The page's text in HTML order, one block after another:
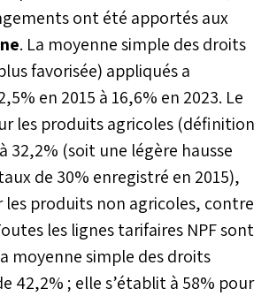
ont été apportés aux
. La moyenne simple des droits
favorisée) appliqués a
en 2015 à 16,6% en 2023. Le
les produits agricoles (définition
32,2% (soit une légère hausse
de 30% enregistré en 2015),
les produits non agricoles, contre
les lignes tarifaires NPF sont
moyenne simple des droits
42,2% ; elle s’établit à 58% pour